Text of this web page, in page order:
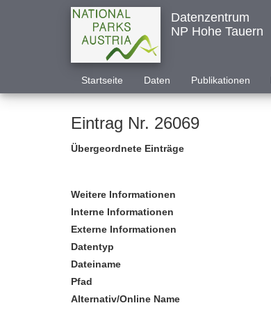
Datenzentrum
NP Hohe Tauern
Startseite Daten Publikationen
Eintrag Nr. 26069
Übergeordnete Einträge
Weitere Informationen
Interne Informationen
Externe Informationen
Datentyp
Dateiname
Pfad
Alternativ/Online Name